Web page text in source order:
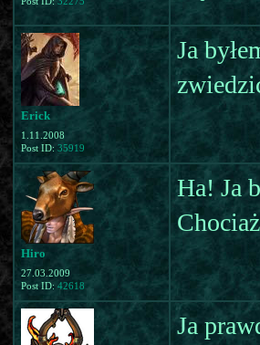
Erick
1.11.2008
Post ID: 35919
Ja
Hiro
27.03.2009
Post ID: 42618
Ha! Ja
Ja